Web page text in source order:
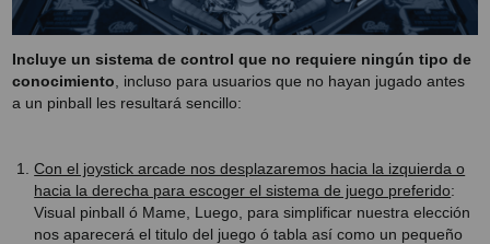
Incluye un sistema de control que no requiere ningún tipo de
conocimiento , incluso para usuarios que no hayan jugado antes
a un pinball les resultará sencillo:
Con el joystick arcade nos desplazaremos hacia la izquierda o
hacia la derecha para escoger el sistema de juego preferido:
Visual pinball ó Mame, Luego, para simplificar nuestra elección
nos aparecerá el titulo del juego ó tabla así como un pequeño